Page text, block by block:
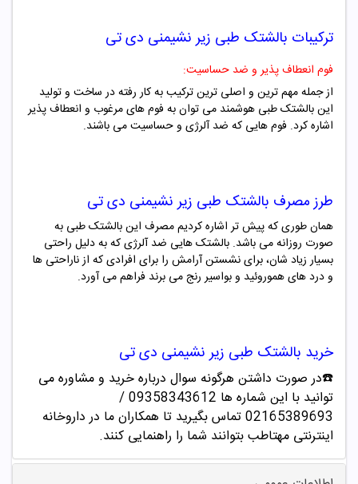
ترکیبات بالشتک طبی زیر نشیمنی دی تی
فوم انعطاف پذیر و ضد حساسیت:
از جمله مهم ترین و اصلی ترین ترکیب به کار رفته در ساخت و تولید
این بالشتک طبی هوشمند می توان به فوم های مرغوب و انعطاف پذیر
اشاره کرد. فوم هایی که ضد آلرژی و حساسیت می باشند.
طرز مصرف بالشتک طبی زیر نشیمنی دی تی
همان طوری که پیش تر اشاره کردیم مصرف این بالشتک طبی به
صورت روزانه می باشد. بالشتک هایی ضد آلرژی که به دلیل راحتی
بسیار زیاد شان، برای نشستن آرامش را برای افرادی که از ناراحتی ها
و درد های هموروئید و بواسیر رنج می برند فراهم می آورد.
خرید بالشتک طبی زیر نشیمنی دی تی
☎️در صورت داشتن هرگونه سوال درباره خرید و مشاوره می
توانید با این شماره ها 09358343612 /
02165389693تماس بگیرید تا همکاران ما در داروخانه
اینترنتی مهتاطب بتوانند شما را راهنمایی کنند.